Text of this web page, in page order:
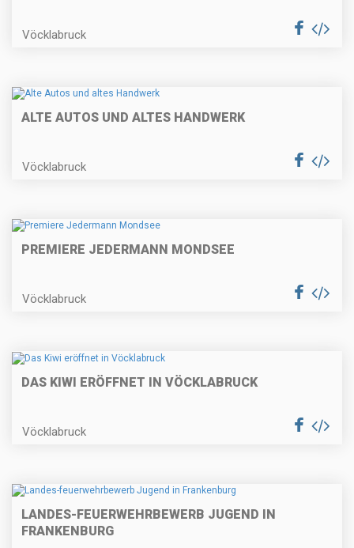
Vöcklabruck
ALTE AUTOS UND ALTES HANDWERK
Vöcklabruck
PREMIERE JEDERMANN MONDSEE
Vöcklabruck
DAS KIWI ERÖFFNET IN VÖCKLABRUCK
Vöcklabruck
LANDES-FEUERWEHRBEWERB JUGEND IN
FRANKENBURG